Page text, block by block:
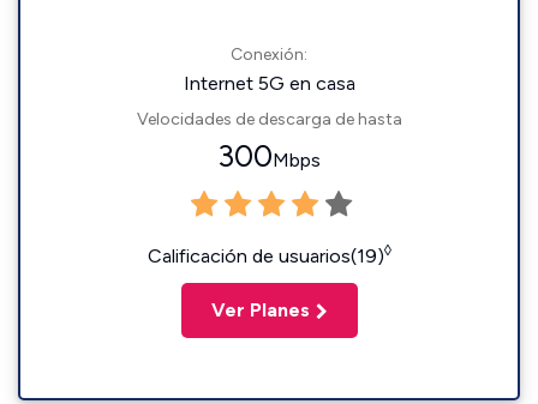
Conexión:
Internet 5G en casa
Velocidades de descarga de hasta
300Mbps
Calificación de usuarios(19)◊
Ver Planes